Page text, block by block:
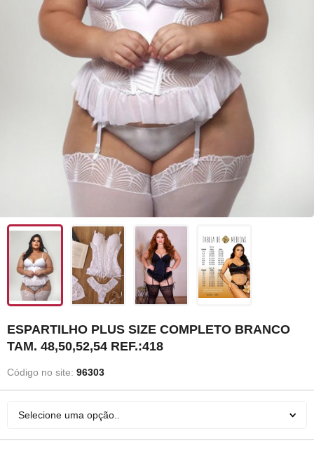
ESPARTILHO PLUS SIZE COMPLETO BRANCO
TAM. 48,50,52,54 REF.:418
Código no site: 96303
Selecione uma opção..